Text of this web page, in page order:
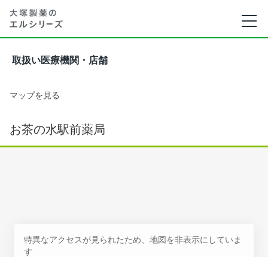
取扱い医療機関・店舗
マップを見る
お茶の水駅前薬局
特異なアクセスが見られたため、地図を非表示にしていま
す